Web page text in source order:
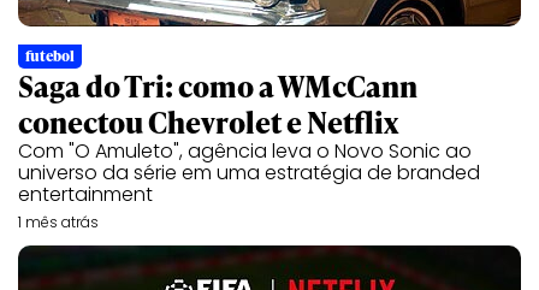
futebol
Saga do Tri: como a WMcCann
conectou Chevrolet e Netflix
Com "O Amuleto", agência leva o Novo Sonic ao
universo da série em uma estratégia de branded
entertainment
1 mês atrás